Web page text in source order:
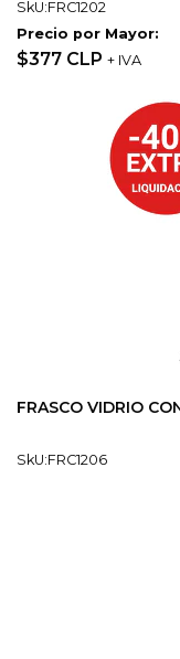
SkU:FRC1202
Precio por Mayor:
$377 CLP + IVA
FRASCO VIDRIO
SkU:FRC1206